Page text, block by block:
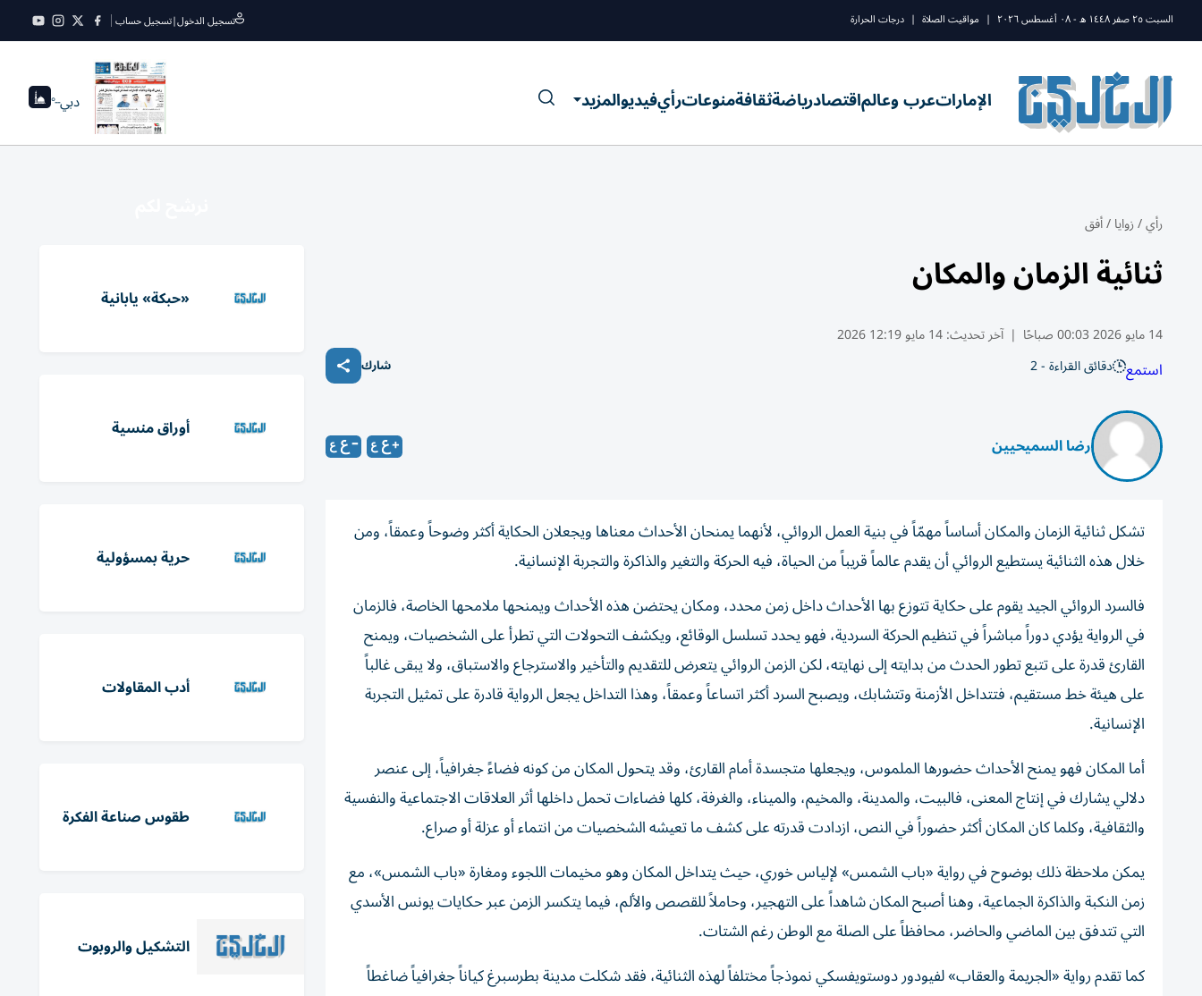
السبت ٢٥ صفر ١٤٤٨ ه - ٠٨ أغسطس ٢٠٢٦ | مواقيت الصلاة | درجات الحرارة تسجيل الدخول|تسجيل حساب
الإماراتعرب وعالماقتصادرياضةثقافةمنوعاترأيفيديوالمزيد دبي--°
رأي/زوايا/أفق
ثنائية الزمان والمكان
14 مايو 2026 00:03 صباحًا | آخر تحديث:14 مايو 12:19 2026
استمع دقائق القراءة - 2 شارك
رضا السميحيين
تشكل ثنائية الزمان والمكان أساساً مهمّاً في بنية العمل الروائي، لأنهما يمنحان الأحداث معناها ويجعلان الحكاية أكثر وضوحاً وعمقاً، ومن
خلال هذه الثنائية يستطيع الروائي أن يقدم عالماً قريباً من الحياة، فيه الحركة والتغير والذاكرة والتجربة الإنسانية.
فالسرد الروائي الجيد يقوم على حكاية تتوزع بها الأحداث داخل زمن محدد، ومكان يحتضن هذه الأحداث ويمنحها ملامحها الخاصة، فالزمان
في الرواية يؤدي دوراً مباشراً في تنظيم الحركة السردية، فهو يحدد تسلسل الوقائع، ويكشف التحولات التي تطرأ على الشخصيات، ويمنح
القارئ قدرة على تتبع تطور الحدث من بدايته إلى نهايته، لكن الزمن الروائي يتعرض للتقديم والتأخير والاسترجاع والاستباق، ولا يبقى غالباً
على هيئة خط مستقيم، فتتداخل الأزمنة وتتشابك، ويصبح السرد أكثر اتساعاً وعمقاً، وهذا التداخل يجعل الرواية قادرة على تمثيل التجربة
الإنسانية.
أما المكان فهو يمنح الأحداث حضورها الملموس، ويجعلها متجسدة أمام القارئ، وقد يتحول المكان من كونه فضاءً جغرافياً، إلى عنصر
دلالي يشارك في إنتاج المعنى، فالبيت، والمدينة، والمخيم، والميناء، والغرفة، كلها فضاءات تحمل داخلها أثر العلاقات الاجتماعية والنفسية
والثقافية، وكلما كان المكان أكثر حضوراً في النص، ازدادت قدرته على كشف ما تعيشه الشخصيات من انتماء أو عزلة أو صراع.
يمكن ملاحظة ذلك بوضوح في رواية «باب الشمس» لإلياس خوري، حيث يتداخل المكان وهو مخيمات اللجوء ومغارة «باب الشمس»، مع
زمن النكبة والذاكرة الجماعية، وهنا أصبح المكان شاهداً على التهجير، وحاملاً للقصص والألم، فيما يتكسر الزمن عبر حكايات يونس الأسدي
التي تتدفق بين الماضي والحاضر، محافظاً على الصلة مع الوطن رغم الشتات.
كما تقدم رواية «الجريمة والعقاب» لفيودور دوستويفسكي نموذجاً مختلفاً لهذه الثنائية، فقد شكلت مدينة بطرسبرغ كياناً جغرافياً ضاغطاً
«حبكة» يابانية
أوراق منسية
حرية بمسؤولية
أدب المقاولات
طقوس صناعة الفكرة
التشكيل والروبوت